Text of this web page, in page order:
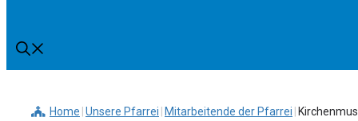
Home Unsere Pfarrei Mitarbeitende der Pfarrei